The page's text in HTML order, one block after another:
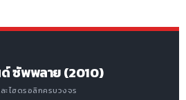
ซัพพลาย (2010)
ะไฮดรอลิกครบวงจร